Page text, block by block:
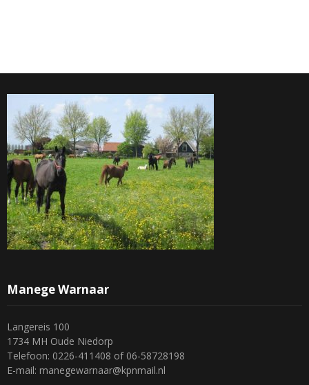
Manege Warnaar
Langereis 100
1734 MH Oude Niedorp
Telefoon: 0226-411408 of 06-58728198
E-mail: manegewarnaar@kpnmail.nl